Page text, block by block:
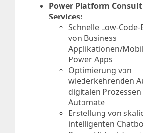
Power Platform
Services:
Schnelle Low-
von Business
Applikationen/
Power Apps
Optimierung von
wiederkehrenden
digitalen
Automate
Erstellung von
intelligenten